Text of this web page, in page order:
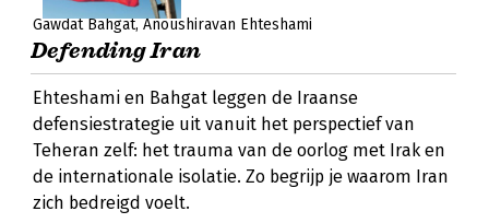
Gawdat Bahgat Anoushiravan Ehteshami
Defending Iran
Ehteshami en Bahgat leggen de Iraanse
defensiestrategie uit vanuit het perspectief van
Teheran zelf: het trauma van de oorlog met Irak en
de internationale isolatie. Zo begrijp je waarom Iran
zich bedreigd voelt.